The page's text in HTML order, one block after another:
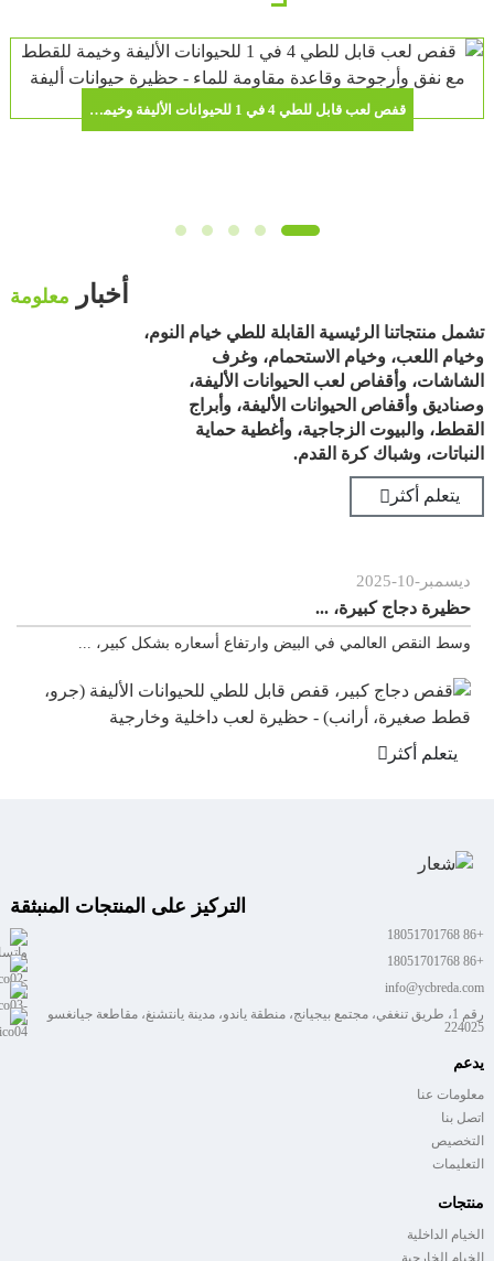
قفص لعب قابل للطي 4 في 1 للحيوانات الأليفة وخيمة للقطط مع نفق وأرجوحة وقاعدة مقاومة للماء - حظيرة حيوانات أليفة محمولة للاستخدام الداخلي والخارجي
أخبار معلومة
تشمل منتجاتنا الرئيسية القابلة للطي خيام النوم،
وخيام اللعب، وخيام الاستحمام، وغرف
الشاشات، وأقفاص لعب الحيوانات الأليفة،
وصناديق وأقفاص الحيوانات الأليفة، وأبراج
القطط، والبيوت الزجاجية، وأغطية حماية
النباتات، وشباك كرة القدم.
يتعلم أكثر
أكثر
-
10
-
2025
دجاج كبيرة، ...
العالمي في البيض وارتفاع أسعاره بشكل كبير، ...
التركيز على المنتجات المنبثقة
+86 18051701768
+86 18051701768
info@ycbreda.com
رقم 1، طريق تنغفي، مجتمع بيجيانج، منطقة ياندو، مدينة يانتشنغ، مقاطعة جيانغسو
224025
يدعم
معلومات عنا
اتصل بنا
التخصيص
التعليمات
منتجات
الخيام الداخلية
الخيام الخارجية